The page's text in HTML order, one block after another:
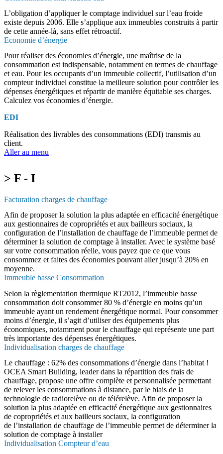
L’obligation d’appliquer le comptage individuel sur l’eau froide
existe depuis 2006. Elle s’applique aux immeubles construits à partir
de cette année-là, sans effet rétroactif.
Economie d’énergie
Pour réaliser des économies d’énergie, une maîtrise de la
consommation est indispensable, notamment en termes de chauffage
et eau. Pour les occupants d’un immeuble collectif, l’utilisation d’un
compteur individuel constitue la meilleure solution pour contrôler les
dépenses énergétiques et répartir de manière équitable ses charges.
Calculez vos économies d’énergie.
EDI
Réalisation des livrables des consommations (EDI) transmis au
client.
Aller au menu
> F - I
Facturation charges de chauffage
Afin de proposer la solution la plus adaptée en efficacité énergétique
aux gestionnaires de copropriétés et aux bailleurs sociaux, la
configuration de l’installation de chauffage de l’immeuble permet de
déterminer la solution de comptage à installer. Avec le système basé
sur votre consommation réelle, vous payez que ce que vous
consommez et faites des économies pouvant aller jusqu’à 20% en
moyenne.
Immeuble basse Consommation
Selon la règlementation thermique RT2012, l’immeuble basse
consommation doit consommer 80 % d’énergie en moins qu’un
immeuble ayant un rendement énergétique normal. Pour consommer
moins d’énergie, il s’agit d’utiliser des équipements plus
économiques, notamment pour le chauffage qui représente une part
très importante des dépenses énergétiques.
Individualisation charges de chauffage
Le chauffage : 62% des consommations d’énergie dans l’habitat !
OCEA Smart Building, leader dans la répartition des frais de
chauffage, propose une offre complète et personnalisée permettant
de relever les consommations à distance, par le biais de la
technologie de radiorelève ou de télérelève. Afin de proposer la
solution la plus adaptée en efficacité énergétique aux gestionnaires
de copropriétés et aux bailleurs sociaux, la configuration
de l’installation de chauffage de l’immeuble permet de déterminer la
solution de comptage à installer
Individualisation Compteur d’eau